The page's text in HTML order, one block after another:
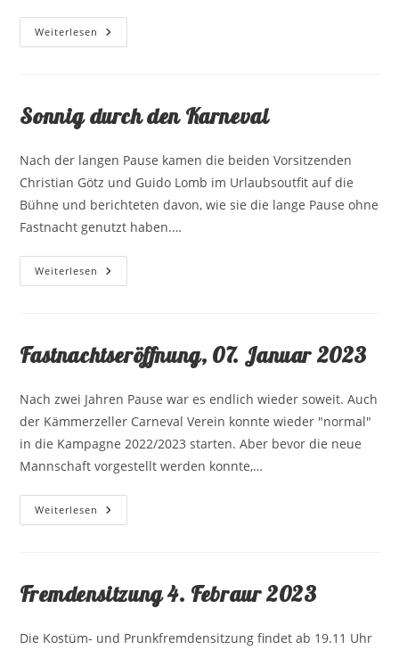
Weiterlesen 2023
–
Sonnig durch den Karneval
Nach der langen Pause kamen die beiden Vorsitzenden
Christian Götz und Guido Lomb im Urlaubsoutfit auf die
Bühne und berichteten davon, wie sie die lange Pause ohne
Fastnacht genutzt haben.…
Weiterlesen Sonnig
Durch
Fastnachtseröffnung, 07. Januar 2023
Nach zwei Jahren Pause war es endlich wieder soweit. Auch
der Kämmerzeller Carneval Verein konnte wieder "normal"
in die Kampagne 2022/2023 starten. Aber bevor die neue
Mannschaft vorgestellt werden konnte,…
Weiterlesen Fastnachtseröffnung,
07.
Fremdensitzung 4. Febraur 2023
Die Kostüm- und Prunkfremdensitzung findet ab 19.11 Uhr